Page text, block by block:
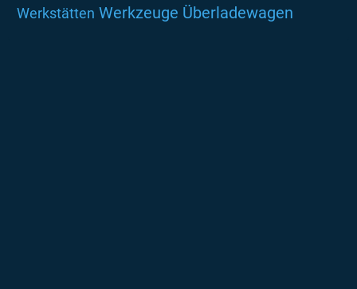
Werkstätten Werkzeuge Überladewagen